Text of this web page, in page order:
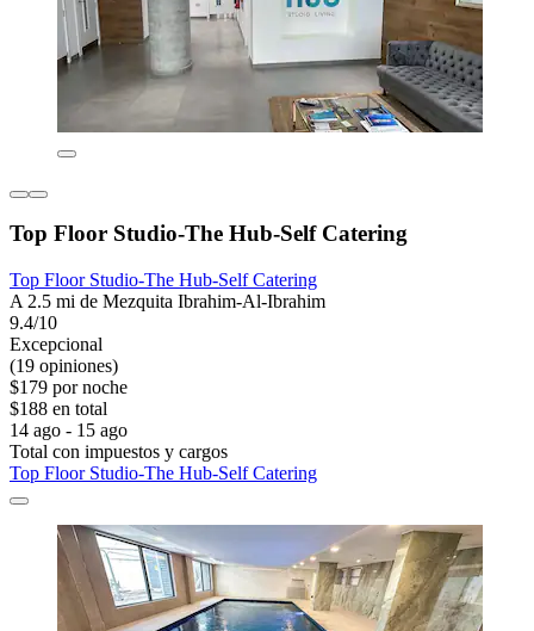
Top Floor Studio-The Hub-Self Catering
Top Floor Studio-The Hub-Self Catering
A 2.5 mi de Mezquita Ibrahim-Al-Ibrahim
9.4/10
Excepcional
(19 opiniones)
$179 por noche
$188 en total
14 ago - 15 ago
Total con impuestos y cargos
Top Floor Studio-The Hub-Self Catering